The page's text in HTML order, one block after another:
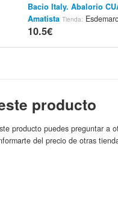
Bacio Italy. Abalorio
Amatista Tienda:
10.5€
Blanco Y Rosa Tienda:
ITALY
producto
producto puedes preguntar a
del precio de otras